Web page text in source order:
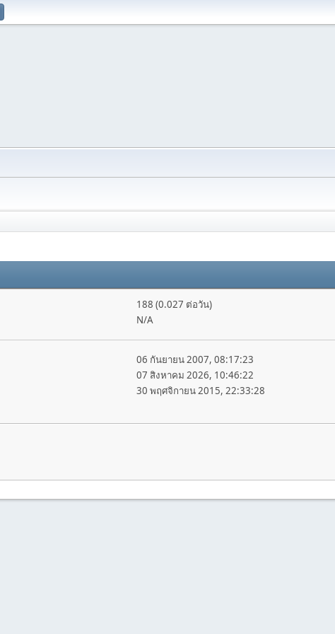
188 (0.027 ต่อวัน)
N/A
06 กันยายน 2007, 08:17:23
07 สิงหาคม 2026, 10:46:22
30 พฤศจิกายน 2015, 22:33:28